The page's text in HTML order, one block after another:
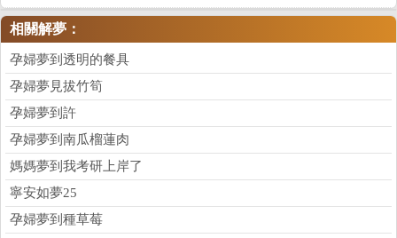
相關解夢：
孕婦夢到透明的餐具
孕婦夢見拔竹筍
孕婦夢到許
孕婦夢到南瓜榴蓮肉
媽媽夢到我考研上岸了
寧安如夢25
孕婦夢到種草莓